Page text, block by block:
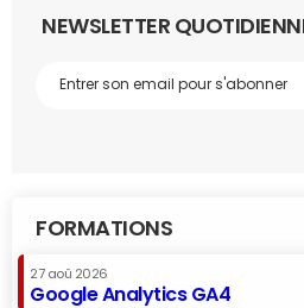
NEWSLETTER
FORMATIONS
27 aoû 2026
Google Analytics GA4